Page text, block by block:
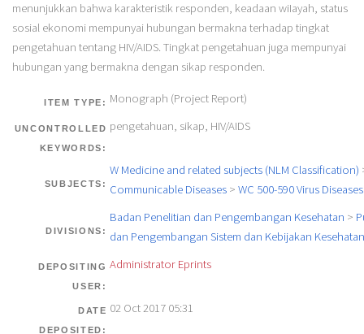
menunjukkan bahwa karakteristik responden, keadaan wiIayah, status
sosial ekonomi mempunyai hubungan bermakna terhadap tingkat
pengetahuan tentang HIV/AIDS. Tingkat pengetahuan juga mempunyai
hubungan yang bermakna dengan sikap responden.
ITEM TYPE: Monograph (Project Report)
UNCONTROLLED
KEYWORDS:
pengetahuan, sikap, HIV/AIDS
SUBJECTS:
W Medicine and related subjects (NLM Classification)
Communicable Diseases> WC 500-590 Virus Diseases
DIVISIONS:
Badan Penelitian dan Pengembangan Kesehatan >
dan Pengembangan Sistem dan Kebijakan Kesehatan
DEPOSITING
USER:
Administrator Eprints
DATE
DEPOSITED:
02 Oct 2017 05:31